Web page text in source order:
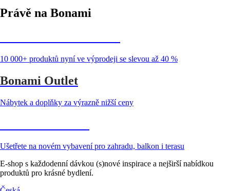
Právě na Bonami
10 000+ produktů nyní ve výprodeji se slevou až 40 %
Bonami Outlet
Nábytek a doplňky za výrazně nižší ceny
Ušetřete na novém vybavení pro zahradu, balkon i terasu
E-shop s každodenní dávkou (s)nové inspirace a nejširší nabídkou
produktů pro krásné bydlení.